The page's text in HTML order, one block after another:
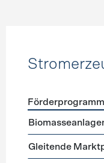
Förderprogramme
Förderprogramm
Gleitende